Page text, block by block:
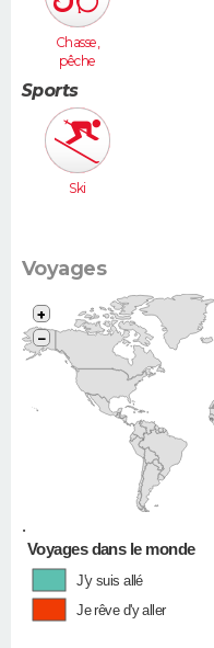
Chasse,
pêche
Sports
Ski
Voyages
•
+
−
Voyages dans le monde
J'y suis allé
Je rêve d'y aller